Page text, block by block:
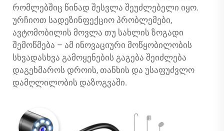
რომლებშიც წინად შესვლა შეუძლებელი იყო.
ურჩიოთ სადეზინფექციო პრობლემები,
ავტომობილის მოვლა თუ სახლის ზოგადი
შემოწმება – ამ ინოვაციური მოწყობილობის
სხვადასხვა გამოყენების გაგება შეიძლება
დაგეხმაროს დროის, თანხის და უსაფუძვლო
დამღლილობის დაზოგვაში.